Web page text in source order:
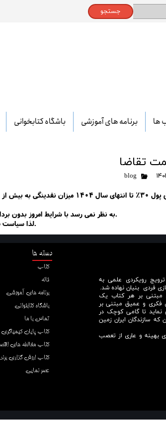
جستجو
ها برنامه های آموزشی باشگاه کتابخوانی
blog
به نظر نمی رسد با شرایط امروز بدون برداشته شدن تحریم ها در طرف عرضه امکان برآورده شدن آن وجود داشته باشد.
لذا سیاست سرکوب واردات و کندی تخصیص ارزی و سیاست انقباضی ادامه خواهد داشت.
دسته ها
کتاب
خانه
برنامه های آموزشی
باشگاه کتابخوانی
تماس با ما
کتاب پایان کیمیاگری
کتاب مغالطه های
کتاب ارزش گذاری برند
عصر نمایی
رویکردی علمی به
فردی بنیان نهاده شد.
مبتنی بر هر کتاب یک
فکری و عمیق مبتنی بر
تا گامی کوچک در
که سازندگان ایران زمین
بهینه و عاری از تعصب